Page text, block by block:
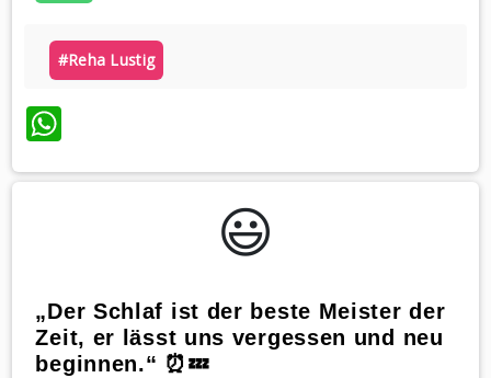
#reha Lustig
WhatsApp
😃️
„Der Schlaf ist der beste Meister der
Zeit, er lässt uns vergessen und neu
beginnen.“ ⏰💤